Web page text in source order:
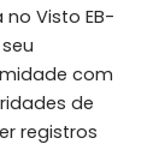
Visto EB-
com
de
registros